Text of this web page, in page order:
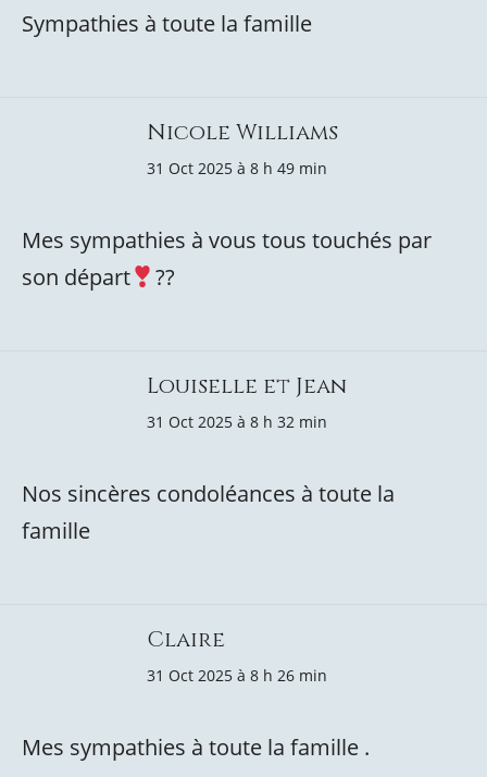
Sympathies à toute la famille
Nicole Williams
31 Oct 2025 à 8 h 49 min
Mes sympathies à vous tous touchés par
son départ
??
Louiselle et Jean
31 Oct 2025 à 8 h 32 min
Nos sincères condoléances à toute la
famille
Claire
31 Oct 2025 à 8 h 26 min
Mes sympathies à toute la famille .